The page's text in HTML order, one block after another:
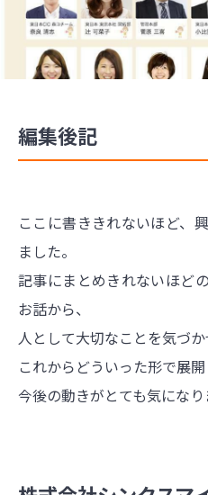
編集後記
ここに書ききれないほど、
ました。
記事にまとめきれないほど
お話から、
人として大切なことを気づか
これからどういった形で展
今後の動きがとても気になり